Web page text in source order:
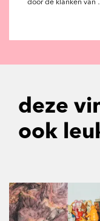
door de klanken van
deze
ook